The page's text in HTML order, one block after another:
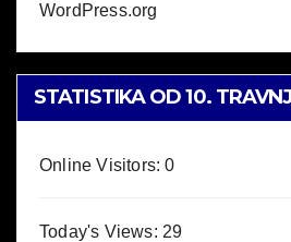
WordPress.org
STATISTIKA OD 10.
Online Visitors:0
Today's Views: 29